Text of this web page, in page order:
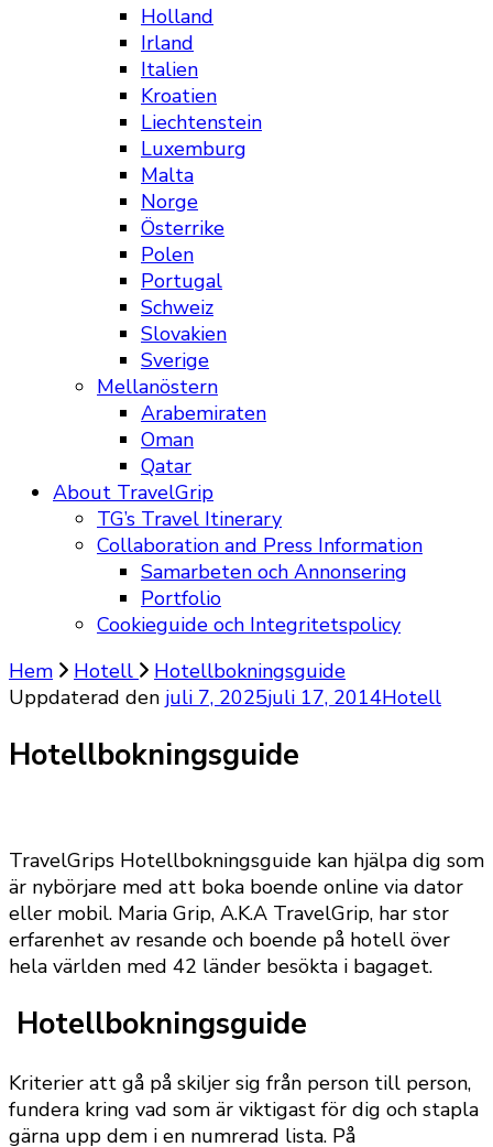
Holland
Irland
Italien
Kroatien
Liechtenstein
Luxemburg
Malta
Norge
Österrike
Polen
Portugal
Schweiz
Slovakien
Sverige
Mellanöstern
Arabemiraten
Oman
Qatar
About TravelGrip
TG’s Travel Itinerary
Collaboration and Press Information
Samarbeten och Annonsering
Portfolio
Cookieguide och Integritetspolicy
Hem
Hotell
Hotellbokningsguide
Uppdaterad den juli 7, 2025juli 17, 2014Hotell
Hotellbokningsguide
TravelGrips Hotellbokningsguide kan hjälpa dig som
är nybörjare med att boka boende online via dator
eller mobil. Maria Grip, A.K.A TravelGrip, har stor
erfarenhet av resande och boende på hotell över
hela världen med 42 länder besökta i bagaget.
Hotellbokningsguide
Kriterier att gå på skiljer sig från person till person,
fundera kring vad som är viktigast för dig och stapla
gärna upp dem i en numrerad lista. På